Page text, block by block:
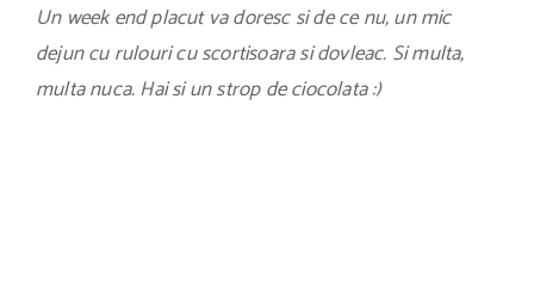
Un week end placut va doresc si de ce nu, un mic
dejun cu rulouri cu scortisoara si dovleac. Si multa,
multa nuca. Hai si un strop de ciocolata :)